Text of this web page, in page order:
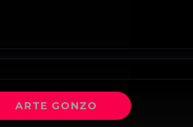
ARTE GONZO